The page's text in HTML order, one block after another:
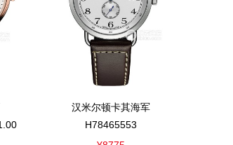
汉米尔顿卡其海军
H78465553